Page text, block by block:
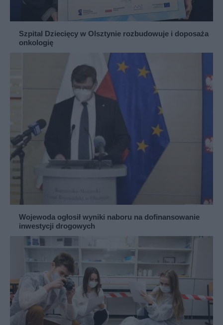
Szpital Dziecięcy w Olsztynie rozbudowuje i doposaża
onkologię
Wojewoda ogłosił wyniki naboru na dofinansowanie
inwestycji drogowych